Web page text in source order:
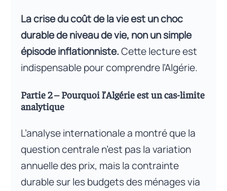
La crise du coût de la vie est un choc
durable de niveau de vie, non un simple
épisode inflationniste.Cette lecture est
indispensable pour comprendre l’Algérie.
Partie 2 – Pourquoi l’Algérie est un cas-limite
analytique
L’analyse internationale a montré que la
question centrale n’est pas la variation
annuelle des prix, mais la contrainte
durable sur les budgets des ménages via